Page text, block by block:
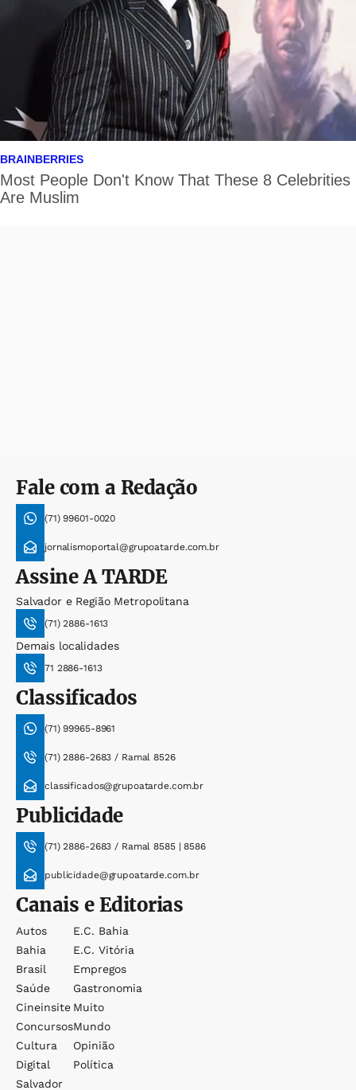
Fale com a Redação
(71) 99601-0020
jornalismoportal@grupoatarde.com.br
AssineA TARDE
Salvador e Região Metropolitana
(71) 2886-1613
Demais localidades
71 2886-1613
Classificados
(71) 99965-8961
(71) 2886-2683 / Ramal 8526
classificados@grupoatarde.com.br
Publicidade
(71) 2886-2683 / Ramal 8585 | 8586
publicidade@grupoatarde.com.br
Canais e Editorias
Autos
Bahia
Brasil
Saúde
Cineinsite
Concursos
Cultura
Digital
Salvador
E.c. Bahia
E.c. Vitória
Empregos
Gastronomia
Muito
Mundo
Opinião
Política